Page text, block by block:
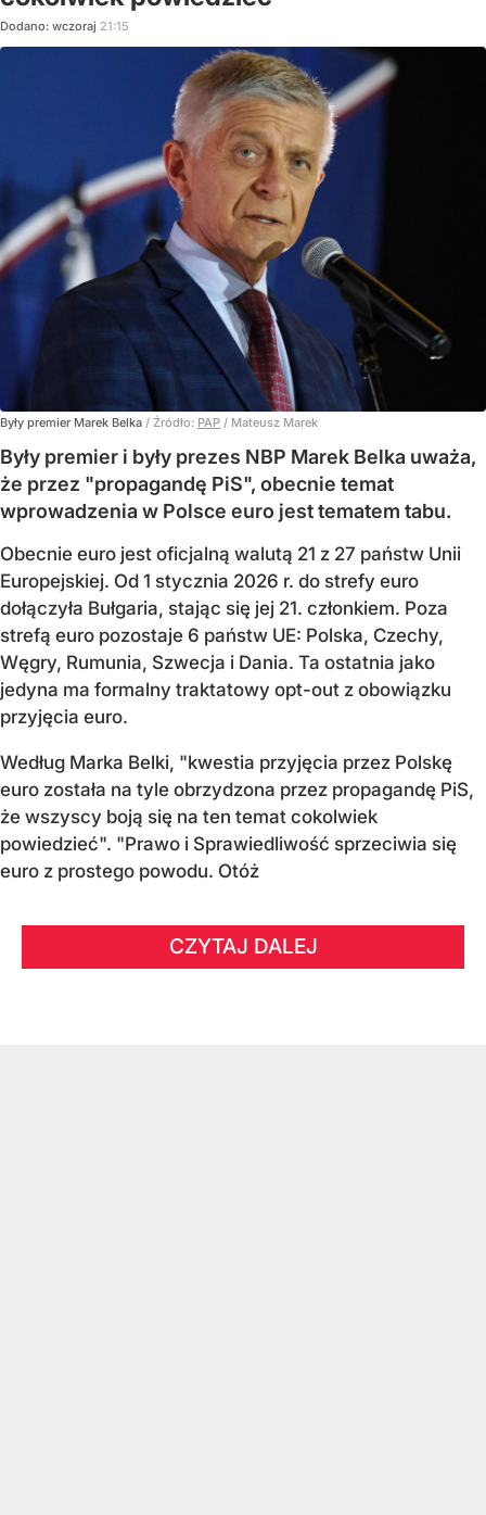
Dodano: wczoraj 21:15
Były premier Marek Belka / Źródło: PAP / Mateusz Marek
Były premier i były prezes NBP Marek Belka uważa,
że przez "propagandę PiS", obecnie temat
wprowadzenia w Polsce euro jest tematem tabu.
Obecnie euro jest oficjalną walutą 21 z 27 państw Unii
Europejskiej. Od 1 stycznia 2026 r. do strefy euro
dołączyła Bułgaria, stając się jej 21. członkiem. Poza
strefą euro pozostaje 6 państw UE: Polska, Czechy,
Węgry, Rumunia, Szwecja i Dania. Ta ostatnia jako
jedyna ma formalny traktatowy opt-out z obowiązku
przyjęcia euro.
Według Marka Belki, "kwestia przyjęcia przez Polskę
euro została na tyle obrzydzona przez propagandę PiS,
że wszyscy boją się na ten temat cokolwiek
powiedzieć". "Prawo i Sprawiedliwość sprzeciwia się
euro z prostego powodu. Otóż
CZYTAJ DALEJ